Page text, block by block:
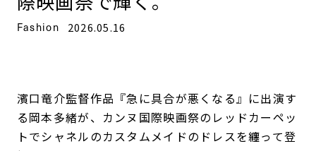
Fashion 2026.05.16
濱口竜介監督作品『急に具合が悪くなる』に出演す
る岡本多緒が、カンヌ国際映画祭のレッドカーペッ
トでシャネルのカスタムメイドのドレスを纏って登